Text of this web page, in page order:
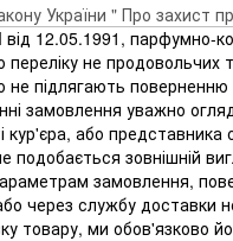
України " Про захист
12.05.1991, парфумно-
переліку не продовольчих
не підлягають поверненню
замовлення уважно
кур'єра, або
подобається зовнішній
замовлення,
через службу доставки
товару, ми обов'язково